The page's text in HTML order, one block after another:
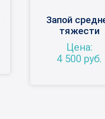
Запой
тяжести
Цена:
4 500 руб.